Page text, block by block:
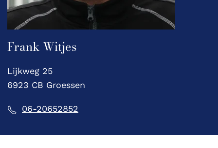
Frank Witjes
Lijkweg 25
6923 CB Groessen
06-20652852